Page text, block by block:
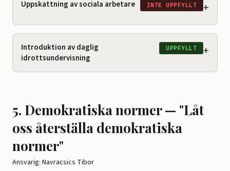
Uppskattning av sociala arbetare INTE UPPFYLLT +
Introduktion av daglig
idrottsundervisning
UPPFYLLT +
5. Demokratiska normer — "Låt
oss återställa demokratiska
normer"
Ansvarig: Navracsics Tibor